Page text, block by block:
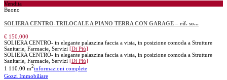
Vendita
Buono
SOLIERA CENTRO-TRILOCALE A PIANO TERRA CON GARAGE – rif. so...
€ 150.000
SOLIERA CENTRO- in elegante palazzina faccia a vista, in posizione comoda a Strutture
Sanitarie, Farmacie, Servizi [Di Più]
SOLIERA CENTRO- in elegante palazzina faccia a vista, in posizione comoda a Strutture
Sanitarie, Farmacie, Servizi [Di Più]
1 110.00 m2informazioni complete
Gozzi Immobiliare